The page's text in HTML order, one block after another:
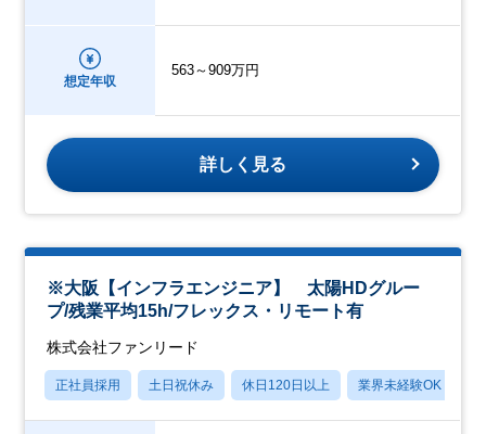
想定年収
563～909万円
詳しく見る
※大阪【インフラエンジニア】 太陽HDグルー
プ/残業平均15h/フレックス・リモート有
株式会社ファンリード
正社員採用 土日祝休み 休日120日以上 業界未経験OK